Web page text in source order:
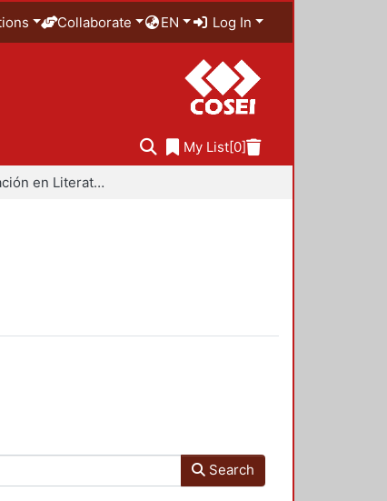
Collaborate EN Log In
My List[0]
Especialización en Literatura Mexicana del Siglo XX
Search